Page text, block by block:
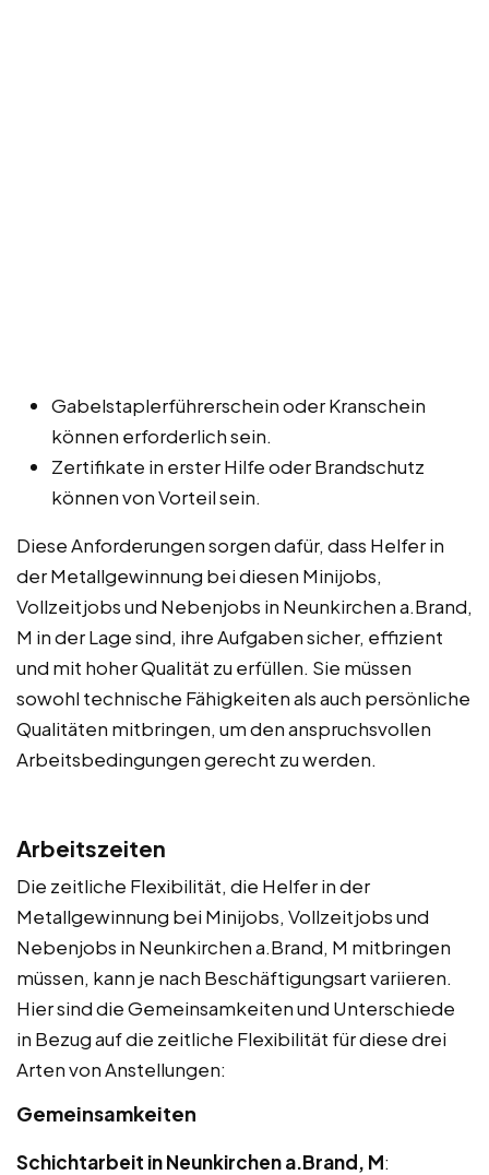
Gabelstaplerführerschein oder Kranschein
können erforderlich sein.
Zertifikate in erster Hilfe oder Brandschutz
können von Vorteil sein.
Diese Anforderungen sorgen dafür, dass Helfer in
der Metallgewinnung bei diesen Minijobs,
Vollzeitjobs und Nebenjobs in Neunkirchen a.Brand,
M in der Lage sind, ihre Aufgaben sicher, effizient
und mit hoher Qualität zu erfüllen. Sie müssen
sowohl technische Fähigkeiten als auch persönliche
Qualitäten mitbringen, um den anspruchsvollen
Arbeitsbedingungen gerecht zu werden.
Arbeitszeiten
Die zeitliche Flexibilität, die Helfer in der
Metallgewinnung bei Minijobs, Vollzeitjobs und
Nebenjobs in Neunkirchen a.Brand, M mitbringen
müssen, kann je nach Beschäftigungsart variieren.
Hier sind die Gemeinsamkeiten und Unterschiede
in Bezug auf die zeitliche Flexibilität für diese drei
Arten von Anstellungen:
Gemeinsamkeiten
Schichtarbeit in Neunkirchen a.Brand, M: